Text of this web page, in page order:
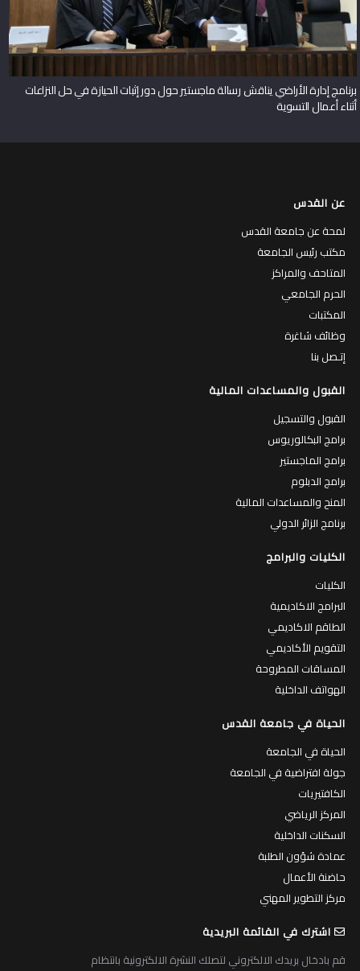
برنامج إدارة الأراضي يناقش رسالة ماجستير حول دور إثبات الحيازة في حل النزاعات
أثناء أعمال التسوية
عن القدس
لمحة عن جامعة القدس
مكتب رئيس الجامعة
المتاحف والمراكز
الحرم الجامعي
المكتبات
وظائف شاغرة
إتـصل بنا
القبول والمساعدات المالية
القبول والتسجيل
برامج البكالوريوس
برامج الماجستير
برامج الدبلوم
المنح والمساعدات المالية
برنامج الزائر الدولي
الكليات والبرامج
الكليات
البرامج الاكاديمية
الطاقم الاكاديمي
التقويم الأكاديمي
المساقات المطروحة
الهواتف الداخلية
الحياة في جامعة القدس
الحياة في الجامعة
جولة افتراضية في الجامعة
الكافتيريات
المركز الرياضي
السكنات الداخلية
عمادة شؤون الطلبة
حاضنة الأعمال
مركز التطوير المهني
اشترك في القائمة البريدية
قم بادخال بريدك الالكتروني لتصلك النشرة الالكترونية بانتظام